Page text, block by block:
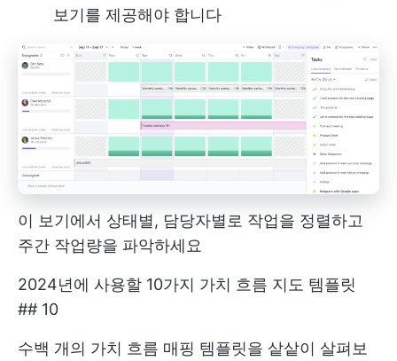
보기를 제공해야 합니다
이 보기에서 상태별, 담당자별로 작업을 정렬하고
주간 작업량을 파악하세요
2024년에 사용할 10가지 가치 흐름 지도 템플릿
## 10
수백 개의 가치 흐름 매핑 템플릿을 샅샅이 살펴보